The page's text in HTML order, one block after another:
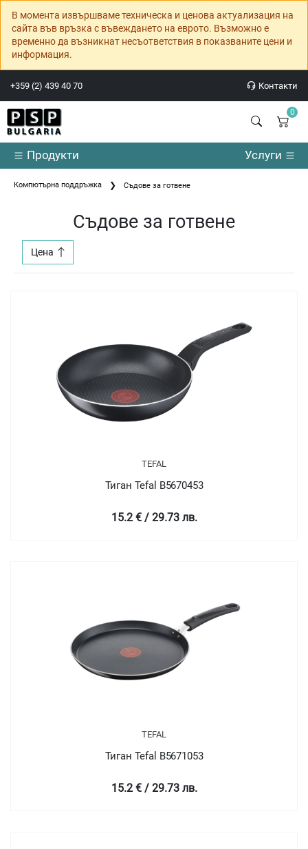
В момента извършваме техническа и ценова актуализация на
сайта във връзка с въвеждането на еврото. Възможно е
временно да възникнат несъответствия в показваните цени и
информация.
+359 (2) 439 40 70 Контакти
0
Продукти Услуги
Компютърна поддръжка Съдове за готвене
Съдове за готвене
Цена
TEFAL
Тиган Tefal B5670453
15.2 € / 29.73 лв.
TEFAL
Тиган Tefal B5671053
15.2 € / 29.73 лв.